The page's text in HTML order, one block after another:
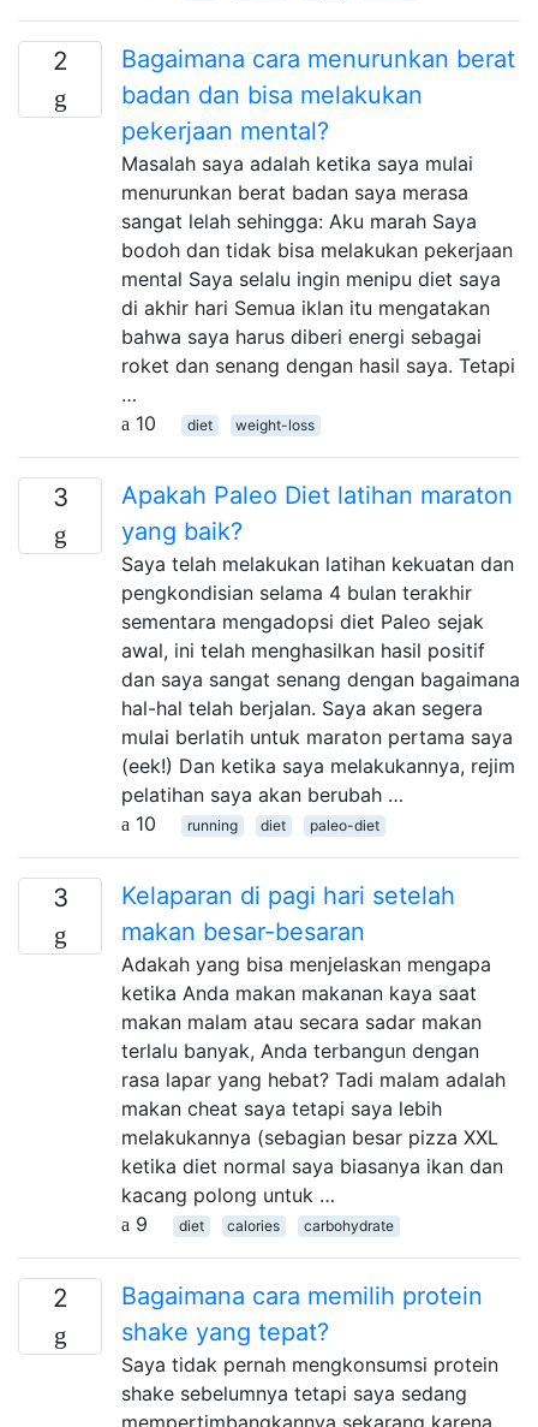
2
Bagaimana cara menurunkan berat
badan dan bisa melakukan
pekerjaan mental?
Masalah saya adalah ketika saya mulai
menurunkan berat badan saya merasa
sangat lelah sehingga: Aku marah Saya
bodoh dan tidak bisa melakukan pekerjaan
mental Saya selalu ingin menipu diet saya
di akhir hari Semua iklan itu mengatakan
bahwa saya harus diberi energi sebagai
roket dan senang dengan hasil saya. Tetapi
…
10
diet weight-loss
3
Apakah Paleo Diet latihan maraton
yang baik?
Saya telah melakukan latihan kekuatan dan
pengkondisian selama 4 bulan terakhir
sementara mengadopsi diet Paleo sejak
awal, ini telah menghasilkan hasil positif
dan saya sangat senang dengan bagaimana
hal-hal telah berjalan. Saya akan segera
mulai berlatih untuk maraton pertama saya
(eek!) Dan ketika saya melakukannya, rejim
pelatihan saya akan berubah …
10
running diet paleo-diet
3
Kelaparan di pagi hari setelah
makan besar-besaran
Adakah yang bisa menjelaskan mengapa
ketika Anda makan makanan kaya saat
makan malam atau secara sadar makan
terlalu banyak, Anda terbangun dengan
rasa lapar yang hebat? Tadi malam adalah
makan cheat saya tetapi saya lebih
melakukannya (sebagian besar pizza XXL
ketika diet normal saya biasanya ikan dan
kacang polong untuk …
9
diet calories carbohydrate
2
Bagaimana cara memilih protein
shake yang tepat?
Saya tidak pernah mengkonsumsi protein
shake sebelumnya tetapi saya sedang
mempertimbangkannya sekarang karena